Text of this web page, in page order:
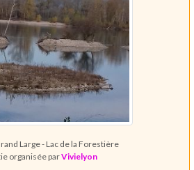
Large - Lac de la Forestière
organisée parVivielyon